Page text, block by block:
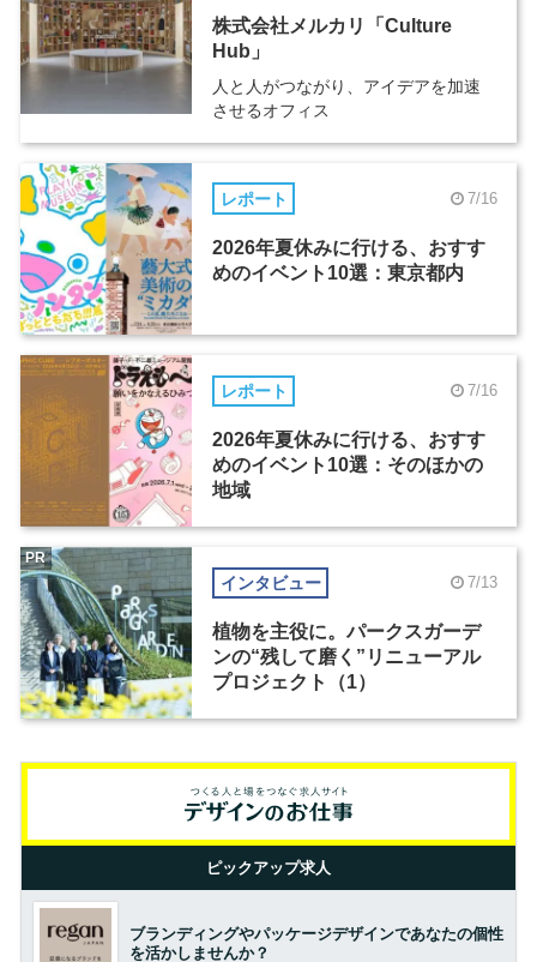
株式会社メルカリ「Culture
Hub」
人と人がつながり、アイデアを加速
させるオフィス
レポート 7/16
2026年夏休みに行ける、おすす
めのイベント10選：東京都内
レポート 7/16
2026年夏休みに行ける、おすす
めのイベント10選：そのほかの
地域
インタビュー 7/13
植物を主役に。パークスガーデ
ンの“残して磨く”リニューアル
プロジェクト（1）
PR
ピックアップ求人
ブランディングやパッケージデザインであなたの個性
を活かしませんか？